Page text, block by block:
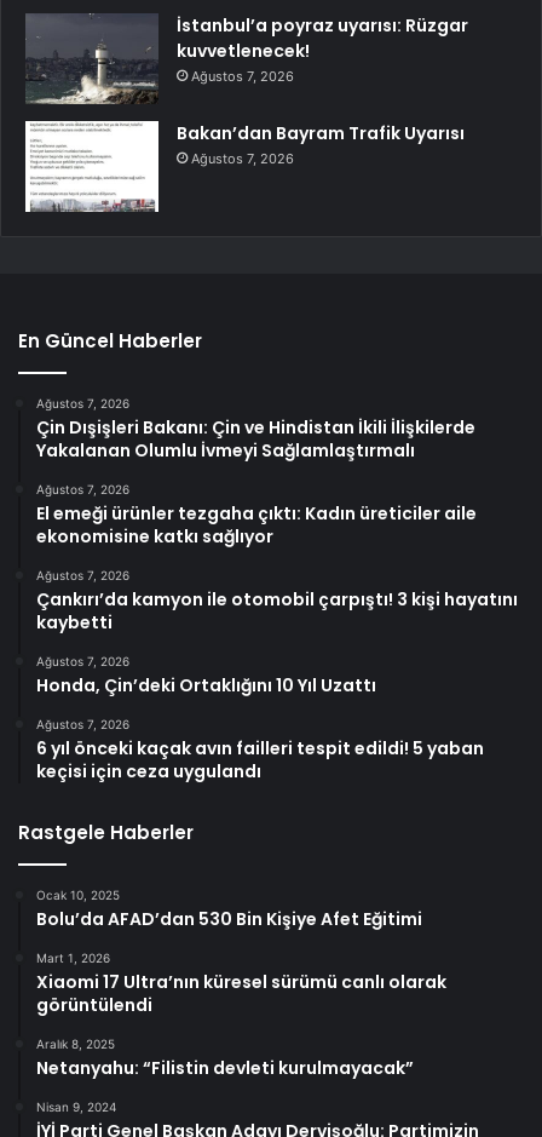
İstanbul’a poyraz uyarısı: Rüzgar
kuvvetlenecek!
Ağustos 7, 2026
Bakan’dan Bayram Trafik Uyarısı
Ağustos 7, 2026
En Güncel Haberler
Ağustos 7, 2026
Çin Dışişleri Bakanı: Çin ve Hindistan İkili İlişkilerde
Yakalanan Olumlu İvmeyi Sağlamlaştırmalı
Ağustos 7, 2026
El emeği ürünler tezgaha çıktı: Kadın üreticiler aile
ekonomisine katkı sağlıyor
Ağustos 7, 2026
Çankırı’da kamyon ile otomobil çarpıştı! 3 kişi hayatını
kaybetti
Ağustos 7, 2026
Honda, Çin’deki Ortaklığını 10 Yıl Uzattı
Ağustos 7, 2026
6 yıl önceki kaçak avın failleri tespit edildi! 5 yaban
keçisi için ceza uygulandı
Rastgele Haberler
Ocak 10, 2025
Bolu’da AFAD’dan 530 Bin Kişiye Afet Eğitimi
Mart 1, 2026
Xiaomi 17 Ultra’nın küresel sürümü canlı olarak
görüntülendi
Aralık 8, 2025
Netanyahu: “Filistin devleti kurulmayacak”
Nisan 9, 2024
İYİ Parti Genel Başkan Adayı Dervişoğlu: Partimizin